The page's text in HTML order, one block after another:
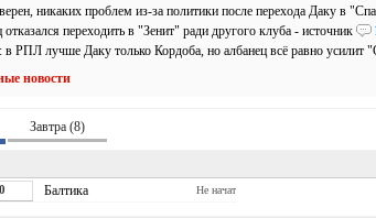
никаких проблем из-за политики после перехода Даку в
переходить в "Зенит" ради другого клуба - источник
в РПЛ лучше Даку только Кордоба, но албанец всё равно усилит
новости
Завтра (8)
Балтика Не начат